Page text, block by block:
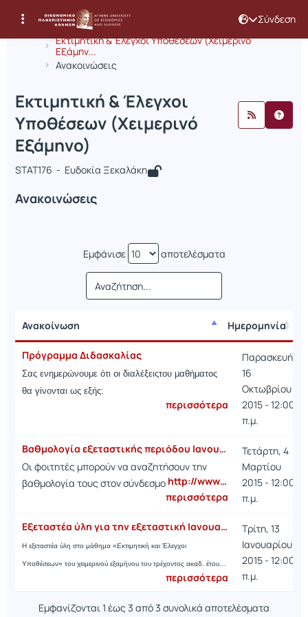
Σύνδεση
Αρχική Σελίδα
Εκτιμητική & Έλεγχοι Υποθέσεων (Χειμερινό
Εξάμην...
Ανακοινώσεις
Μάθημα : Εκτιμητική & Έλεγχοι
Κωδικός : STAT176
Εκτιμητική & Έλεγχοι
Υποθέσεων (Χειμερινό
Εξάμηνο)
STAT176 - Ευδοκία Ξεκαλάκη
Ανακοινώσεις
Εμφάνισε αποτελέσματα
Ανακοίνωση
Ημερομηνία
Ανακοίνωση
Πρόγραμμα Διδασκαλίας
Σας ενημερώνουμε ότι οι διαλέξειςτου μαθήματος
θα γίνονται ως εξής:
περισσότερα
Παρασκευή,
16
Οκτωβρίου
2015 - 12:00
π.μ.
Βαθμολογία εξεταστικής περιόδου Ιανουαρίου-Φεβρουαρίου 2015
Οι φοιτητές μπορούν να αναζητήσουν την
βαθμολογία τους στον σύνδεσμο http://www…
περισσότερα
Τετάρτη, 4
Μαρτίου
2015 - 12:00
π.μ.
Εξεταστέα ύλη για την εξεταστική Ιανουαρίου 2015
Η εξεταστέα ύλη στο μάθημα «Εκτιμητική και Έλεγχοι
Υποθέσεων» του χειμερινού εξαμήνου του τρέχοντος ακαδ. έτου…
περισσότερα
Τρίτη, 13
Ιανουαρίου
2015 - 12:00
π.μ.
Εμφανίζονται 1 έως 3 από 3 συνολικά αποτελέσματα